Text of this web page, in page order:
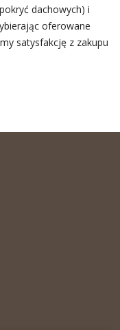
dachowych) i
oferowane
satysfakcję z zakupu